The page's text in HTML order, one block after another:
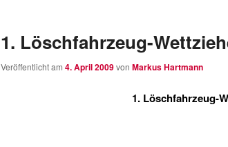
wechseln
1. Löschfahrzeug-
Veröffentlicht am 4. April 2009von Markus Hartmann
1. Löschfahrzeug-